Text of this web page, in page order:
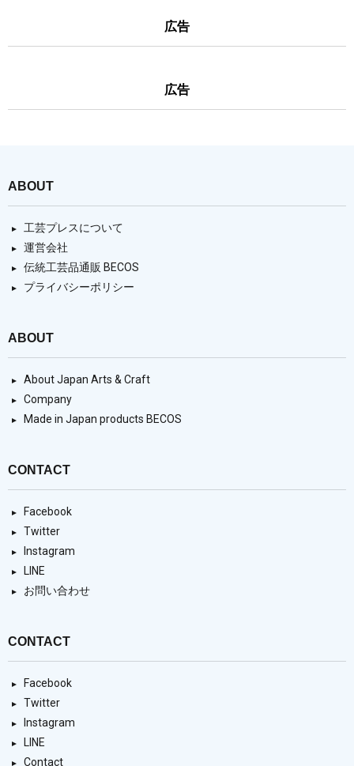
広告
広告
ABOUT
工芸プレスについて
運営会社
伝統工芸品通販 BECOS
プライバシーポリシー
ABOUT
About Japan Arts & Craft
Company
Made in Japan products BECOS
CONTACT
Facebook
Twitter
Instagram
LINE
お問い合わせ
CONTACT
Facebook
Twitter
Instagram
LINE
Contact